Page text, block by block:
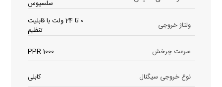
سلسیوس
ولتاژ خروجی
0 تا 24 ولت با قابلیت
تنظیم
سرعت چرخش
1000 PPR
نوع خروجی سیگنال کابلی